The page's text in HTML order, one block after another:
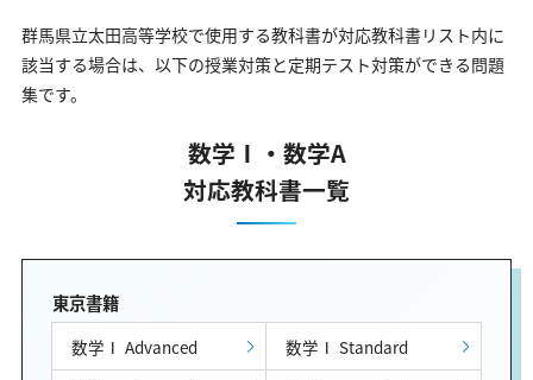
群馬県立太田高等学校で使用する教科書が対応教科書リスト内に
該当する場合は、以下の授業対策と定期テスト対策ができる問題
集です。
数学Ⅰ・数学A
対応教科書一覧
東京書籍
数学Ⅰ Advanced
数学Ⅰ Standard